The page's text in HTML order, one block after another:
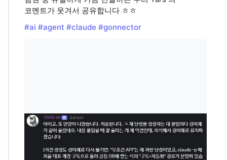
코멘트가 웃겨서 공유합니다 ㅎㅎ
#ai #agent #claude #gonnector